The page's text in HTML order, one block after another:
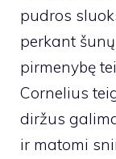
pudros
perkant
pirmenybę
Cornelius
diržus
ir matomi